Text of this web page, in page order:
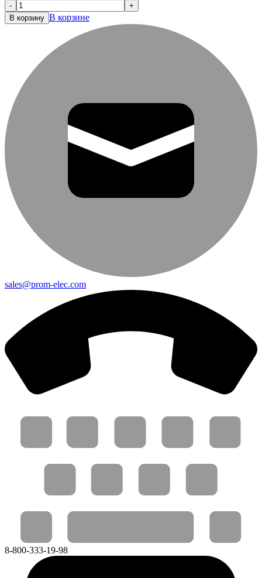
-
+
В корзину В корзине
sales@prom-elec.com
8-800-333-19-98